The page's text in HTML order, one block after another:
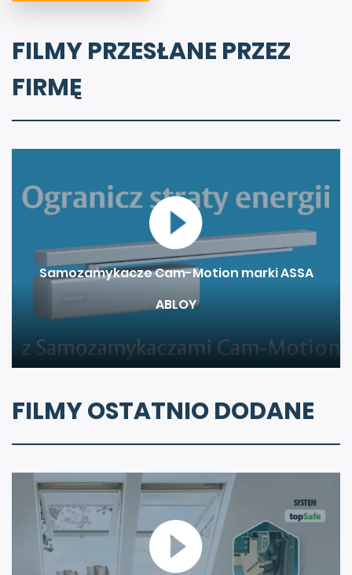
FILMY PRZESŁANE PRZEZ
FIRMĘ
Samozamykacze Cam-Motion marki ASSA
ABLOY
FILMY OSTATNIO DODANE